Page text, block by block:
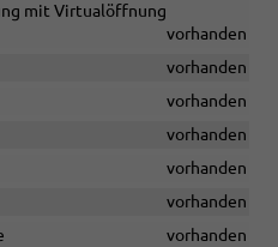
mit Virtualöffnung
vorhanden
vorhanden
vorhanden
vorhanden
vorhanden
vorhanden
vorhanden